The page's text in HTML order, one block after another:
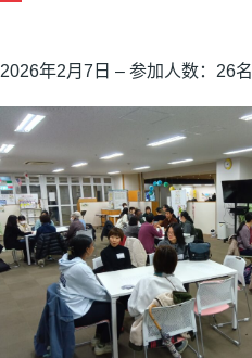
2026年2月7日 – 参加人数：26名